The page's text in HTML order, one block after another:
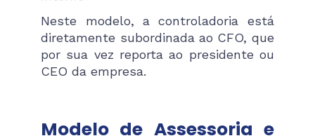
Neste modelo, a controladoria está
diretamente subordinada ao CFO, que
por sua vez reporta ao presidente ou
CEO da empresa.
Modelo de Assessoria e